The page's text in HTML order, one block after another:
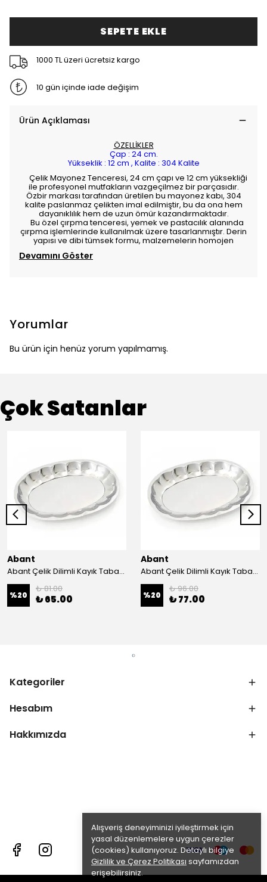
Alışveriş deneyiminizi iyileştirmek için
yasal düzenlemelere uygun çerezler
(cookies) kullanıyoruz. Detaylı bilgiye
Gizlilik ve Çerez Politikası sayfamızdan
erişebilirsiniz.
SEPETE EKLE
1000 TL üzeri ücretsiz kargo
10 gün içinde iade değişim
Ürün Açıklaması
ÖZELLİKLER
Çap : 24 cm.
Yükseklik : 12 cm , Kalite : 304 Kalite
Çelik Mayonez Tenceresi, 24 cm çapı ve 12 cm yüksekliği
ile profesyonel mutfakların vazgeçilmez bir parçasıdır.
Özbir markası tarafından üretilen bu mayonez kabı, 304
kalite paslanmaz çelikten imal edilmiştir, bu da ona hem
dayanıklılık hem de uzun ömür kazandırmaktadır.
Bu özel çırpma tenceresi, yemek ve pastacılık alanında
çırpma işlemlerinde kullanılmak üzere tasarlanmıştır. Derin
yapısı ve dibi tümsek formu, malzemelerin homojen
Devamını Göster
Yorumlar
Bu ürün için henüz yorum yapılmamış.
Çok Satanlar
Abant
Abant Çelik Dilimli Kayık Tabak No:1 ; 14x21 cm.
%20
₺ 81.00
₺ 65.00
Abant
Abant Çelik Dilimli Kayık Tabak No:2 ; 16,5x24,5 cm.
%20
₺ 96.00
₺ 77.00
Kategoriler
Hesabım
Hakkımızda